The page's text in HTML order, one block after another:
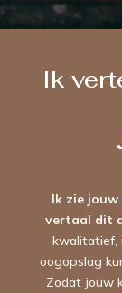
Ik
Ik zie
vertaal dit
kwalitatief,
oogopslag
Zodat jouw